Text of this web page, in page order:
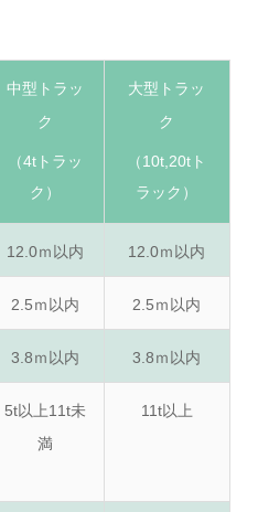
中型トラッ
ク
（4tトラッ
ク）
大型トラッ
ク
（10t,20tト
ラック）
12.0ｍ以内 12.0ｍ以内
2.5ｍ以内 2.5ｍ以内
3.8ｍ以内 3.8ｍ以内
5t以上11t未
満
11t以上